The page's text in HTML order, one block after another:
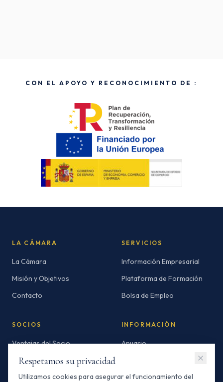
Respetamos su privacidad
Utilizamos cookies para asegurar el funcionamiento del
CON EL APOYO Y RECONOCIMIENTO DE :
LA CÁMARA
La Cámara
Misión y Objetivos
Contacto
SERVICIOS
Información Empresarial
Plataforma de Formación
Bolsa de Empleo
SOCIOS
Ventajas del Socio
Socios Standard
Socios Premium
INFORMACIÓN
Anuario
Invertir en Marruecos